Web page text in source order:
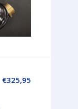
€325,95